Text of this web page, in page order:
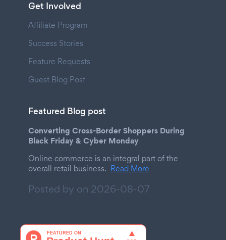
Get Involved
Affiliate Program
Success Stories
Feature Requests
Guest Blog Post
Featured Blog post
Converting Cross-Border Shoppers During
Black Friday & Cyber Monday
Online commerce is an integral part of the
overall retail business. Read More
Posted by on 2026-08-07